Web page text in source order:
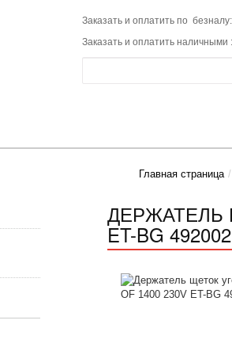
Заказать и оплатить по
Заказать и оплатить наличными
Главная страница
ДЕРЖАТЕЛЬ
ET-BG 492002